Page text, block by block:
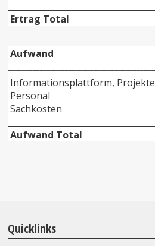
Ertrag Total
Aufwand
Informationsplattform,
Personal
Sachkosten
Aufwand Total
Quicklinks